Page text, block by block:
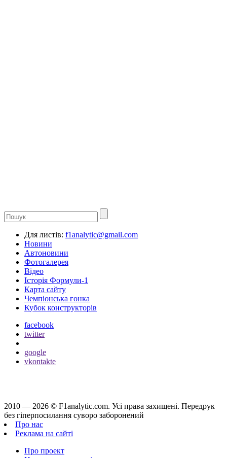
Для листів: f1analytic@gmail.com
Новини
Автоновини
Фотогалерея
Відео
Історія Формули-1
Карта сайту
Чемпіонська гонка
Кубок конструкторів
facebook
twitter
google
vkontakte
2010 — 2026 © F1analytic.com. Усi права захищенi. Передрук
без гіперпосилання суворо заборонений
Про нас
Реклама на сайті
Про проект